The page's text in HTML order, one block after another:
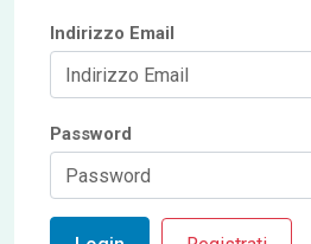
Indirizzo Email
Password